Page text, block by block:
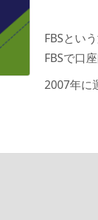
FBSとい
FBSで口
2007年に